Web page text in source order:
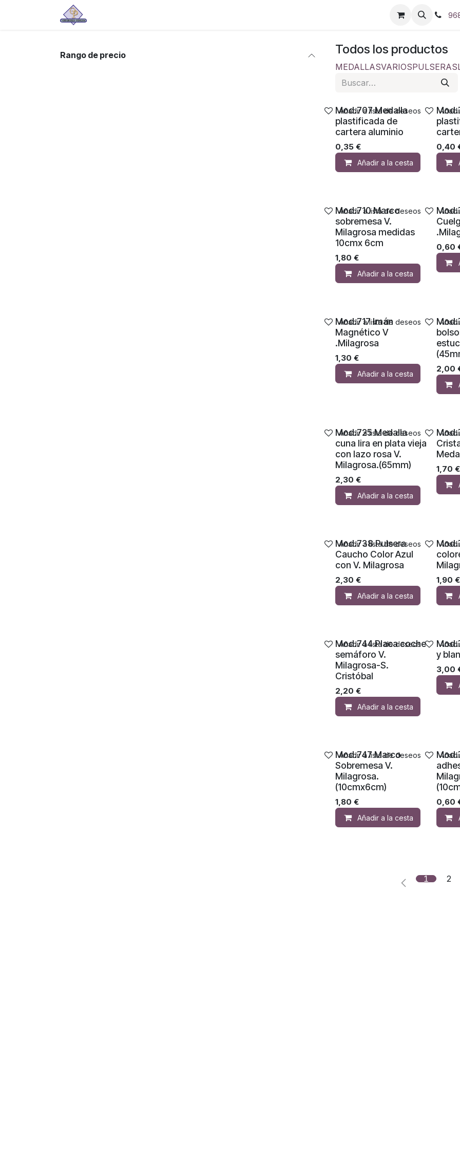
Rango de precio Todos los productos
MEDALLASVARIOSPULSERAS
Mod.707 Medalla
plastificada de
cartera aluminio
0,35 €
Añadir a la cesta
Añadir a lista de deseos
0,40
Mod.710 Marco
sobremesa V.
Milagrosa medidas
10cmx 6cm
1,80 €
Añadir a la cesta
Añadir a lista de deseos
0,60
Mod.717 Imán
Magnético V
.Milagrosa
1,30 €
Añadir a la cesta
Añadir a lista de deseos
2,00
Mod.725 Medalla
cuna lira en plata vieja
con lazo rosa V.
Milagrosa.(65mm)
2,30 €
Añadir a la cesta
Añadir a lista de deseos
1,70 €
Mod.738 Pulsera
Caucho Color Azul
con V. Milagrosa
2,30 €
Añadir a la cesta
Añadir a lista de deseos
1,90 €
Mod.744 Placa coche
semáforo V.
Milagrosa-S.
Cristóbal
2,20 €
Añadir a la cesta
Añadir a lista de deseos
y
3,00
Mod.747 Marco
Sobremesa V.
Milagrosa.
(10cmx6cm)
1,80 €
Añadir a la cesta
Añadir a lista de deseos
0,60
1 2